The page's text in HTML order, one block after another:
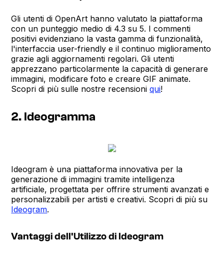
Gli utenti di OpenArt hanno valutato la piattaforma
con un punteggio medio di 4.3 su 5. I commenti
positivi evidenziano la vasta gamma di funzionalità,
l'interfaccia user-friendly e il continuo miglioramento
grazie agli aggiornamenti regolari. Gli utenti
apprezzano particolarmente la capacità di generare
immagini, modificare foto e creare GIF animate.
Scopri di più sulle nostre recensioniqui!
2. Ideogramma
Ideogram è una piattaforma innovativa per la
generazione di immagini tramite intelligenza
artificiale, progettata per offrire strumenti avanzati e
personalizzabili per artisti e creativi. Scopri di più su
Ideogram.
Vantaggi dell'Utilizzo di Ideogram